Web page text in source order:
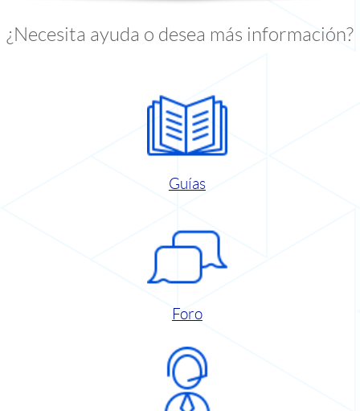
¿Necesita ayuda o desea más información?
Guías
Foro